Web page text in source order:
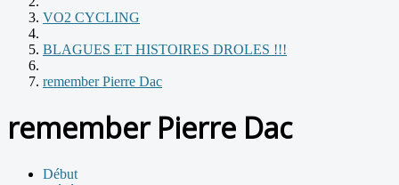
VO2 CYCLING
BLAGUES ET HISTOIRES DROLES !!!
remember Pierre Dac
remember Pierre Dac
Début